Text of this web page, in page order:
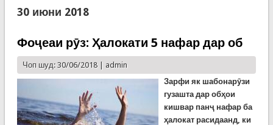
30 июни 2018
Фоҷеаи рӯз: Ҳалокати 5 нафар дар об
Чоп шуд: 30/06/2018 | admin
Зарфи як шабонарӯзи
гузашта дар обҳои
кишвар панҷ нафар ба
ҳалокат расидаанд, ки